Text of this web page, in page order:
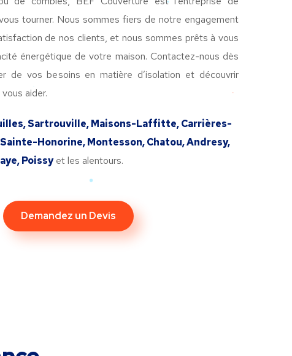
tourner. Nous sommes fiers de notre engagement
de nos clients, et nous sommes prêts à vous
énergétique de votre maison. Contactez-nous dès
de vos besoins en matière d’isolation et découvrir
aider.
Sartrouville, Maisons-Laffitte, Carrières-
Honorine, Montesson, Chatou, Andresy,
Poissyet les alentours.
Demandez un Devis